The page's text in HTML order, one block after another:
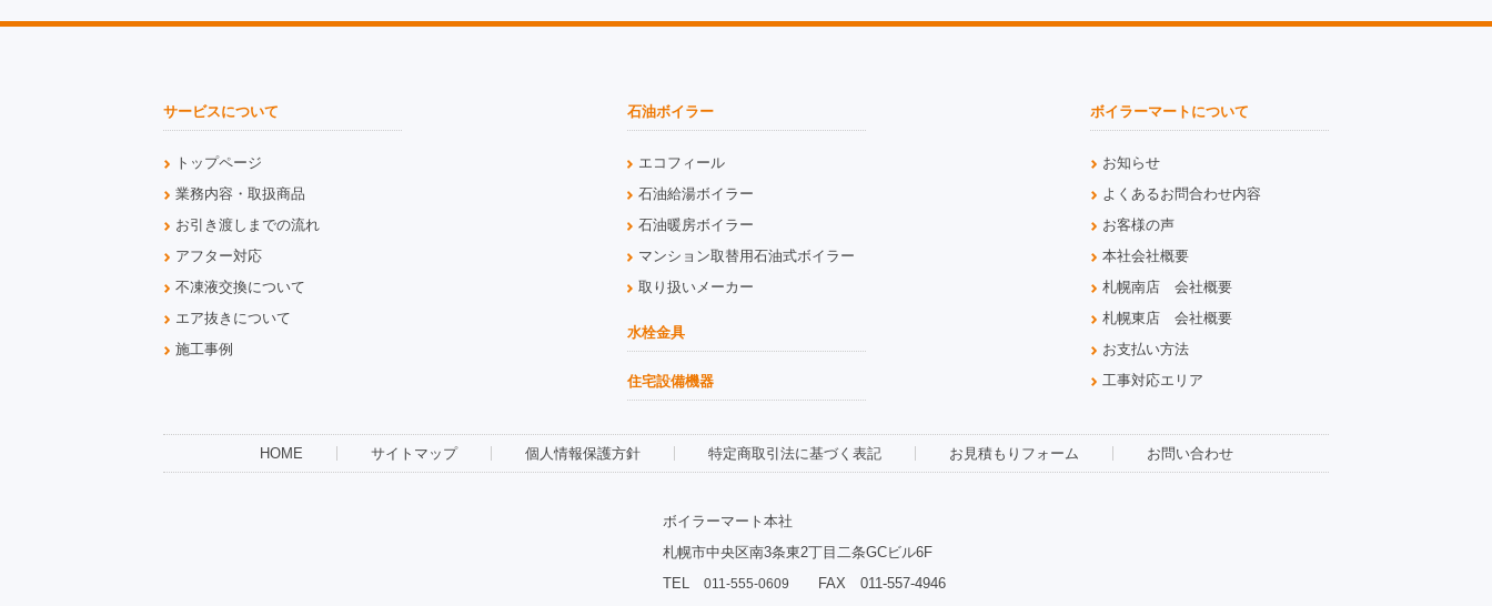
サービスについて
トップページ
業務内容・取扱商品
お引き渡しまでの流れ
アフター対応
不凍液交換について
エア抜きについて
施工事例
石油ボイラー
エコフィール
石油給湯ボイラー
石油暖房ボイラー
マンション取替用石油式ボイラー
取り扱いメーカー
水栓金具
住宅設備機器
ボイラーマートについて
お知らせ
よくあるお問合わせ内容
お客様の声
本社会社概要
札幌南店 会社概要
札幌東店 会社概要
お支払い方法
工事対応エリア
HOME サイトマップ 個人情報保護方針 特定商取引法に基づく表記 お見積もりフォーム お問い合わせ
ボイラーマート本社
札幌市中央区南3条東2丁目二条GCビル6F
TEL 011-555-0609 FAX 011-557-4946